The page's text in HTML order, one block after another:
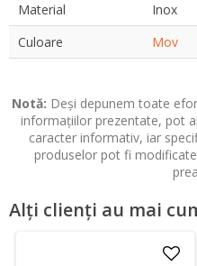
Material
Inox
Culoare
Mov
Notă: Deși depunem toate
informațiilor prezentate, pot
caracter informativ, iar
produselor pot fi
Alți clienți au mai